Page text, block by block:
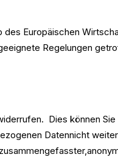
Europäischen
Regelungen
Dies können
Datennicht